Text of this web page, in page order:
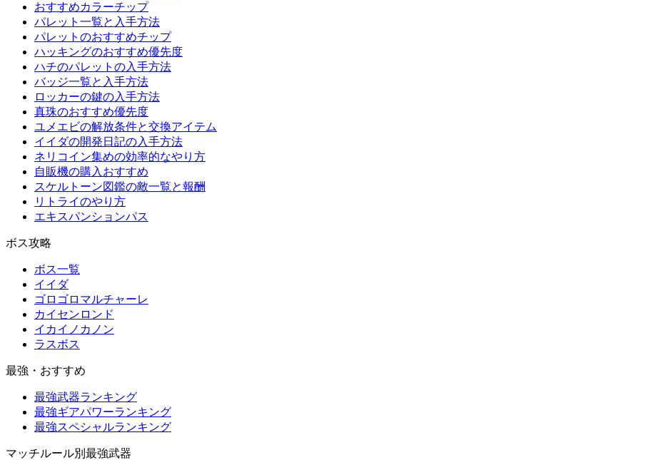
おすすめカラーチップ
パレット一覧と入手方法
パレットのおすすめチップ
ハッキングのおすすめ優先度
ハチのパレットの入手方法
バッジ一覧と入手方法
ロッカーの鍵の入手方法
真珠のおすすめ優先度
ユメエビの解放条件と交換アイテム
イイダの開発日記の入手方法
ネリコイン集めの効率的なやり方
自販機の購入おすすめ
スケルトーン図鑑の敵一覧と報酬
リトライのやり方
エキスパンションパス
ボス攻略
ボス一覧
イイダ
ゴロゴロマルチャーレ
カイセンロンド
イカイノカノン
ラスボス
最強・おすすめ
最強武器ランキング
最強ギアパワーランキング
最強スペシャルランキング
マッチルール別最強武器